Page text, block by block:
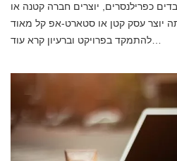
כפרילנסרים, יוצרים חברה קטנה או
יוצר עסק קטן או סטארט-אפ קל מאוד